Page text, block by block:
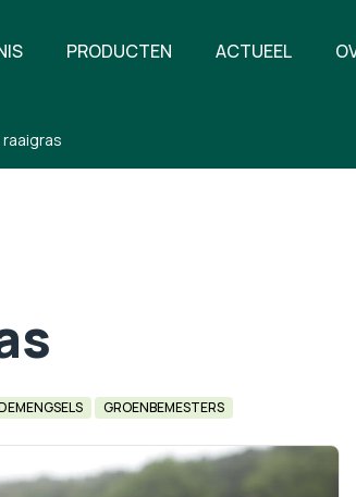
PRODUCTEN ACTUEEL
GROENBEMESTERS